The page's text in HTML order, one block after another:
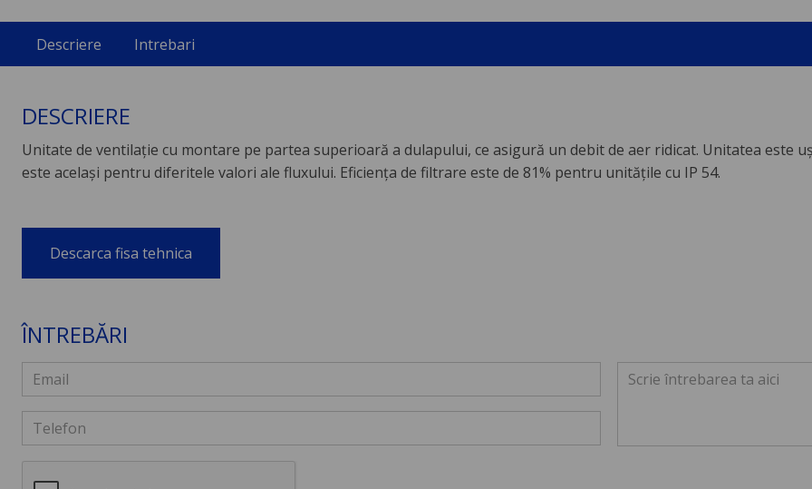
Descriere Intrebari
DESCRIERE
Unitate de ventilaţie cu montare pe partea superioară a dulapului, ce asigură un debit de aer ridicat. Unitatea este
este acelaşi pentru diferitele valori ale fluxului. Eficiența de filtrare este de 81% pentru unitățile cu IP 54.
Descarca fisa tehnica
ÎNTREBĂRI